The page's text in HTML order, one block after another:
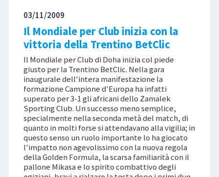
03/11/2009
Il Mondiale per Club inizia con la
vittoria della Trentino BetClic
Il Mondiale per Club di Doha inizia col piede
giusto per la Trentino BetClic. Nella gara
inaugurale dell'intera manifestazione la
formazione Campione d'Europa ha infatti
superato per 3-1 gli africani dello Zamalek
Sporting Club. Un successo meno semplice,
specialmente nella seconda metà del match, di
quanto in molti forse si attendavano alla vigilia; in
questo senso un ruolo importante lo ha giocato
l'impatto non agevolissimo con la nuova regola
della Golden Formula, la scarsa familiarità con il
pallone Mikasa e lo spirito combattivo degli